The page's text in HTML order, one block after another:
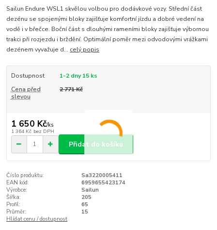
Sailun Endure WSL1 skvělou volbou pro dodávkové vozy. Střední část
dezénu se spojenými bloky zajišťuje komfortní jízdu a dobré vedení na
vodě i v břečce. Boční část s dlouhými rameními bloky zajišťuje výbornou
trakci při rozjezdu i brždění. Optimální poměr mezi odvodovými vrážkami
dezénem vyvažuje d... celý popis
Dostupnost
1-2 dny 15 ks
Cena před
slevou
2 771 Kč
1 650 Kč/ks
1 364 Kč bez DPH
Přidat do košíku
Číslo produktu:
Sa3220005411
EAN kód:
6959655423174
Výrobce:
Sailun
Šířka:
205
Profil:
65
Průměr:
15
Hlídat cenu / dostupnost